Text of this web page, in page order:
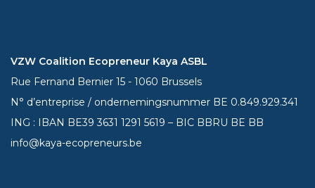
VZW Coalition Ecopreneur Kaya ASBL
Rue Fernand Bernier 15 - 1060 Brussels
N° d’entreprise / ondernemingsnummer BE 0.849.929.341
ING : IBAN BE393631 1291 5619 – BIC BBRU BE BB
info@kaya-ecopreneurs.be